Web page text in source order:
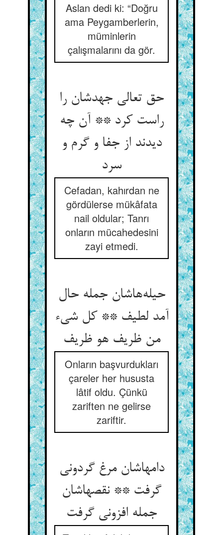
Aslan dedi ki: “Doğru
ama Peygamberlerin,
müminlerin
çalışmalarını da gör.
حق تعالی جهدشان را
راست کرد ** آن چه
دیدند از جفا و گرم و
سرد
Cefadan, kahırdan ne
gördülerse mükâfata
nail oldular; Tanrı
onların mücahedesini
zayi etmedi.
حیله‌‌هاشان جمله حال
آمد لطیف ** کل شی‌‌ء
من ظریف هو ظریف‌‌
Onların başvurdukları
çareler her hususta
lâtif oldu. Çünkü
zariften ne gelirse
zariftir.
دامهاشان مرغ گردونی
گرفت ** نقصهاشان